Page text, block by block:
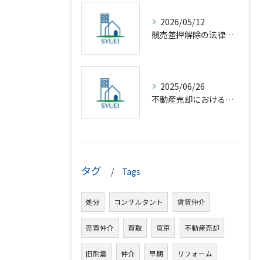
2026/05/12
競売差押解除の法律相談完全解説
2025/06/26
不動産売却における仲介の基礎知識
タグ Tags
処分 コンサルタント 賃貸仲介
売買仲介 買取 東京 不動産売却
旧耐震 仲介 早期 リフォーム